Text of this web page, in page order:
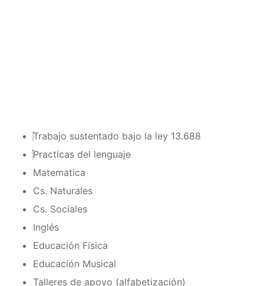
Trabajo sustentado bajo la ley 13.688
Practicas del lenguaje
Matematica
Cs. Naturales
Cs. Sociales
Inglés
Educación Física
Educación Musical
Talleres de apoyo (alfabetización)